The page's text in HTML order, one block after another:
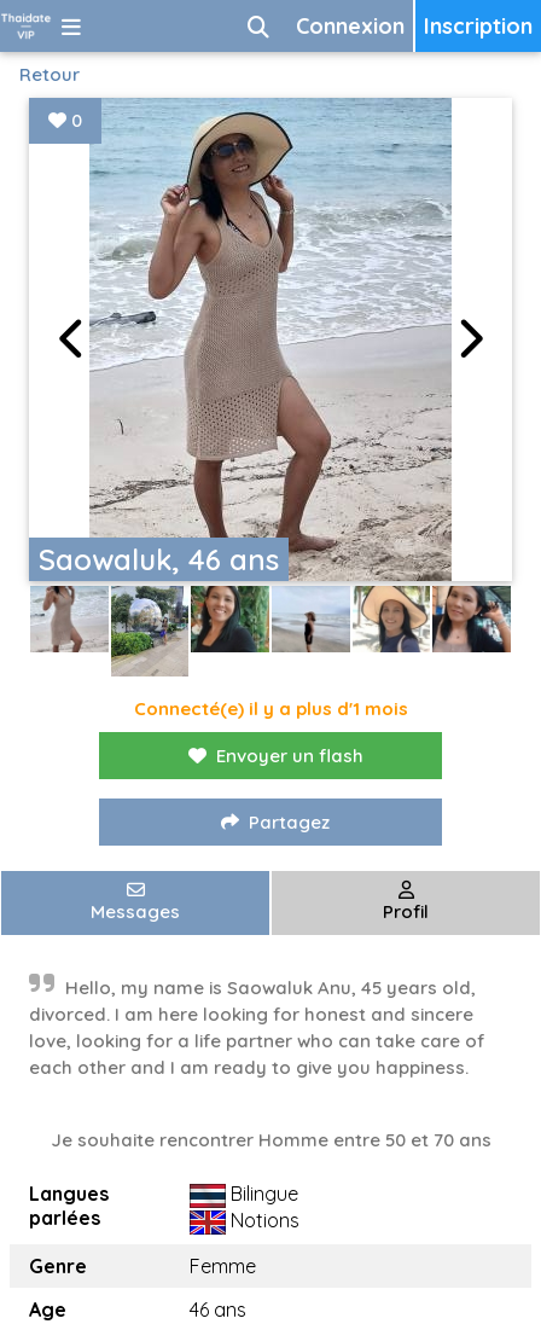
Inscription
Connexion
Retour
Saowaluk, 46 ans
0
Connecté(e) il y a plus d'1 mois
Envoyer un flash
Partagez
Messages Profil
Hello, my name is Saowaluk Anu, 45 years old,
divorced. I am here looking for honest and sincere
love, looking for a life partner who can take care of
each other and I am ready to give you happiness.
Je souhaite rencontrer Homme entre 50 et 70 ans
Langues
parlées
Bilingue
Notions
Genre
Femme
Age
46 ans